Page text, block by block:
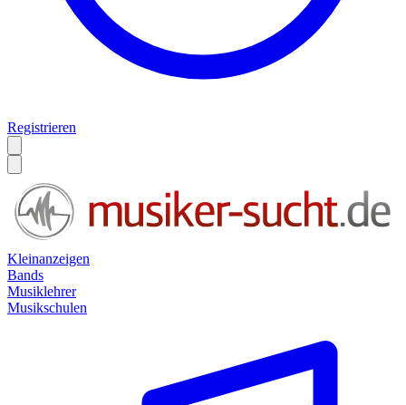
Registrieren
Kleinanzeigen
Bands
Musiklehrer
Musikschulen